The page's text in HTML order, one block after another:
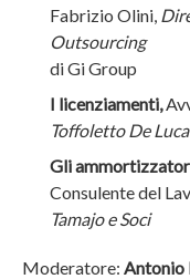
Fabrizio Olini,
Outsourcing
di Gi Group
I licenziamenti,
Toffoletto De
Gli
Consulente del
Tamajo e Soci
Moderatore: Antonio